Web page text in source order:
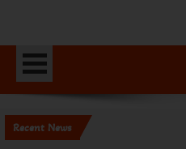
Recent News